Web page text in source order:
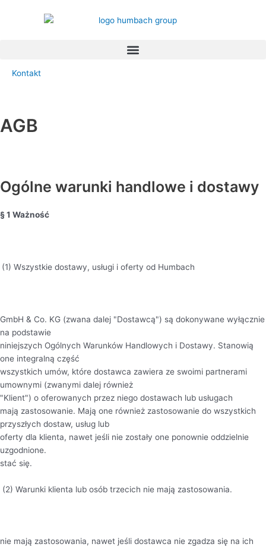
Kontakt
AGB
Ogólne warunki handlowe i dostawy
§ 1 Ważność
(1) Wszystkie dostawy, usługi i oferty od Humbach
GmbH & Co. KG (zwana dalej "Dostawcą") są dokonywane wyłącznie
na podstawie
niniejszych Ogólnych Warunków Handlowych i Dostawy. Stanowią
one integralną część
wszystkich umów, które dostawca zawiera ze swoimi partnerami
umownymi (zwanymi dalej również
"Klient") o oferowanych przez niego dostawach lub usługach
mają zastosowanie. Mają one również zastosowanie do wszystkich
przyszłych dostaw, usług lub
oferty dla klienta, nawet jeśli nie zostały one ponownie oddzielnie
uzgodnione.
stać się.
(2) Warunki klienta lub osób trzecich nie mają zastosowania.
nie mają zastosowania, nawet jeśli dostawca nie zgadza się na ich